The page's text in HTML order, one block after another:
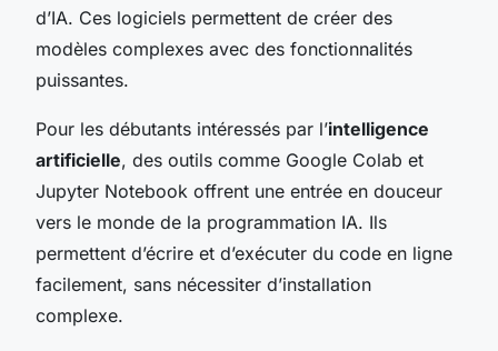
d’IA. Ces logiciels permettent de créer des
modèles complexes avec des fonctionnalités
puissantes.
Pour les débutants intéressés par l’intelligence
artificielle, des outils comme Google Colab et
Jupyter Notebook offrent une entrée en douceur
vers le monde de la programmation IA. Ils
permettent d’écrire et d’exécuter du code en ligne
facilement, sans nécessiter d’installation
complexe.